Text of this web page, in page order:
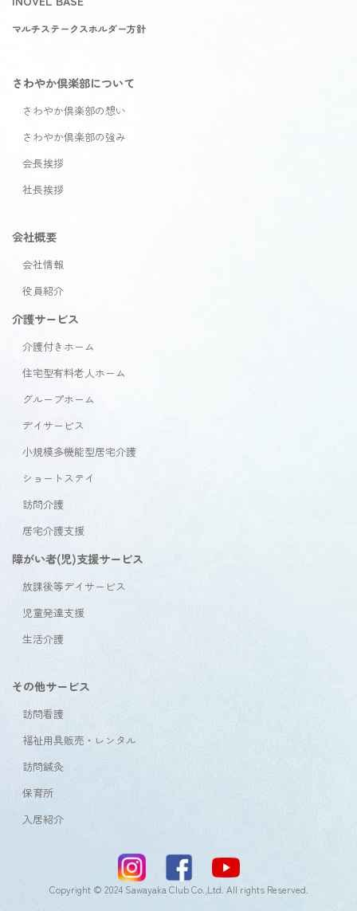
マルチステークスホルダー方針
さわやか倶楽部について
さわやか倶楽部の想い
さわやか倶楽部の強み
会長挨拶
社長挨拶
会社概要
会社情報
役員紹介
介護サービス
介護付きホーム
住宅型有料老人ホーム
グループホーム
デイサービス
小規模多機能型居宅介護
ショートステイ
訪問介護
居宅介護支援
障がい者(児)支援サービス
放課後等デイサービス
児童発達支援
生活介護
その他サービス
訪問看護
福祉用具販売・レンタル
訪問鍼灸
保育所
入居紹介
Copyright © 2024 Sawayaka Club Co.,Ltd. All rights Reserved.